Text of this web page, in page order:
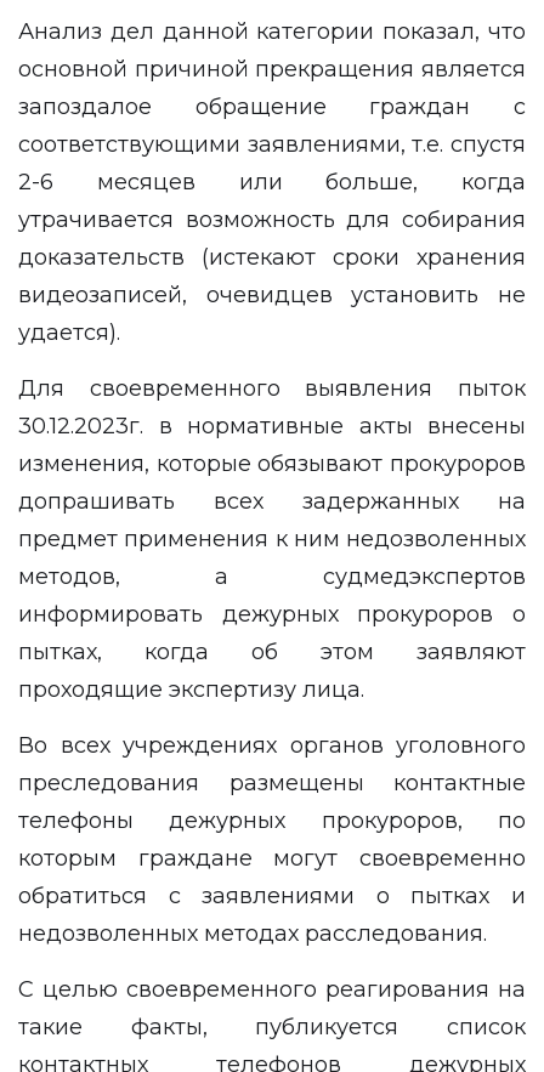
Анализ дел данной категории показал, что
основной причиной прекращения является
запоздалое обращение граждан с
соответствующими заявлениями, т.е. спустя
2-6 месяцев или больше, когда
утрачивается возможность для собирания
доказательств (истекают сроки хранения
видеозаписей, очевидцев установить не
удается).
Для своевременного выявления пыток
30.12.2023г. в нормативные акты внесены
изменения, которые обязывают прокуроров
допрашивать всех задержанных на
предмет применения к ним недозволенных
методов, а судмедэкспертов
информировать дежурных прокуроров о
пытках, когда об этом заявляют
проходящие экспертизу лица.
Во всех учреждениях органов уголовного
преследования размещены контактные
телефоны дежурных прокуроров, по
которым граждане могут своевременно
обратиться с заявлениями о пытках и
недозволенных методах расследования.
С целью своевременного реагирования на
такие факты, публикуется список
контактных телефонов дежурных